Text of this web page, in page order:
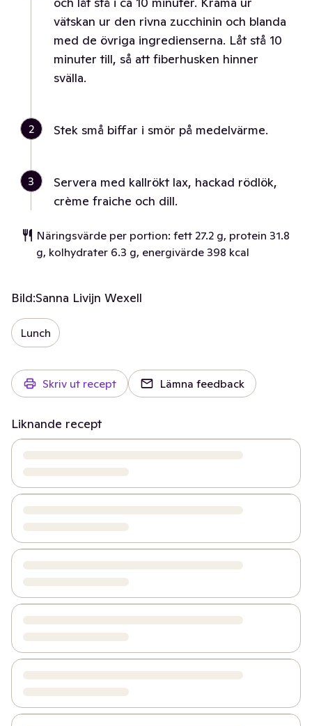
vätskan ur den rivna zucchinin och blanda
med de övriga ingredienserna. Låt stå 10
minuter till, så att fiberhusken hinner
svälla.
2 Stek små biffar i smör på medelvärme.
3
Servera med kallrökt lax, hackad rödlök,
crème fraiche och dill.
Näringsvärde per portion: fett 27.2 g, protein 31.8
g, kolhydrater 6.3 g, energivärde 398 kcal
Bild:Sanna Livijn Wexell
Lunch
Skriv ut recept Lämna feedback
Liknande recept